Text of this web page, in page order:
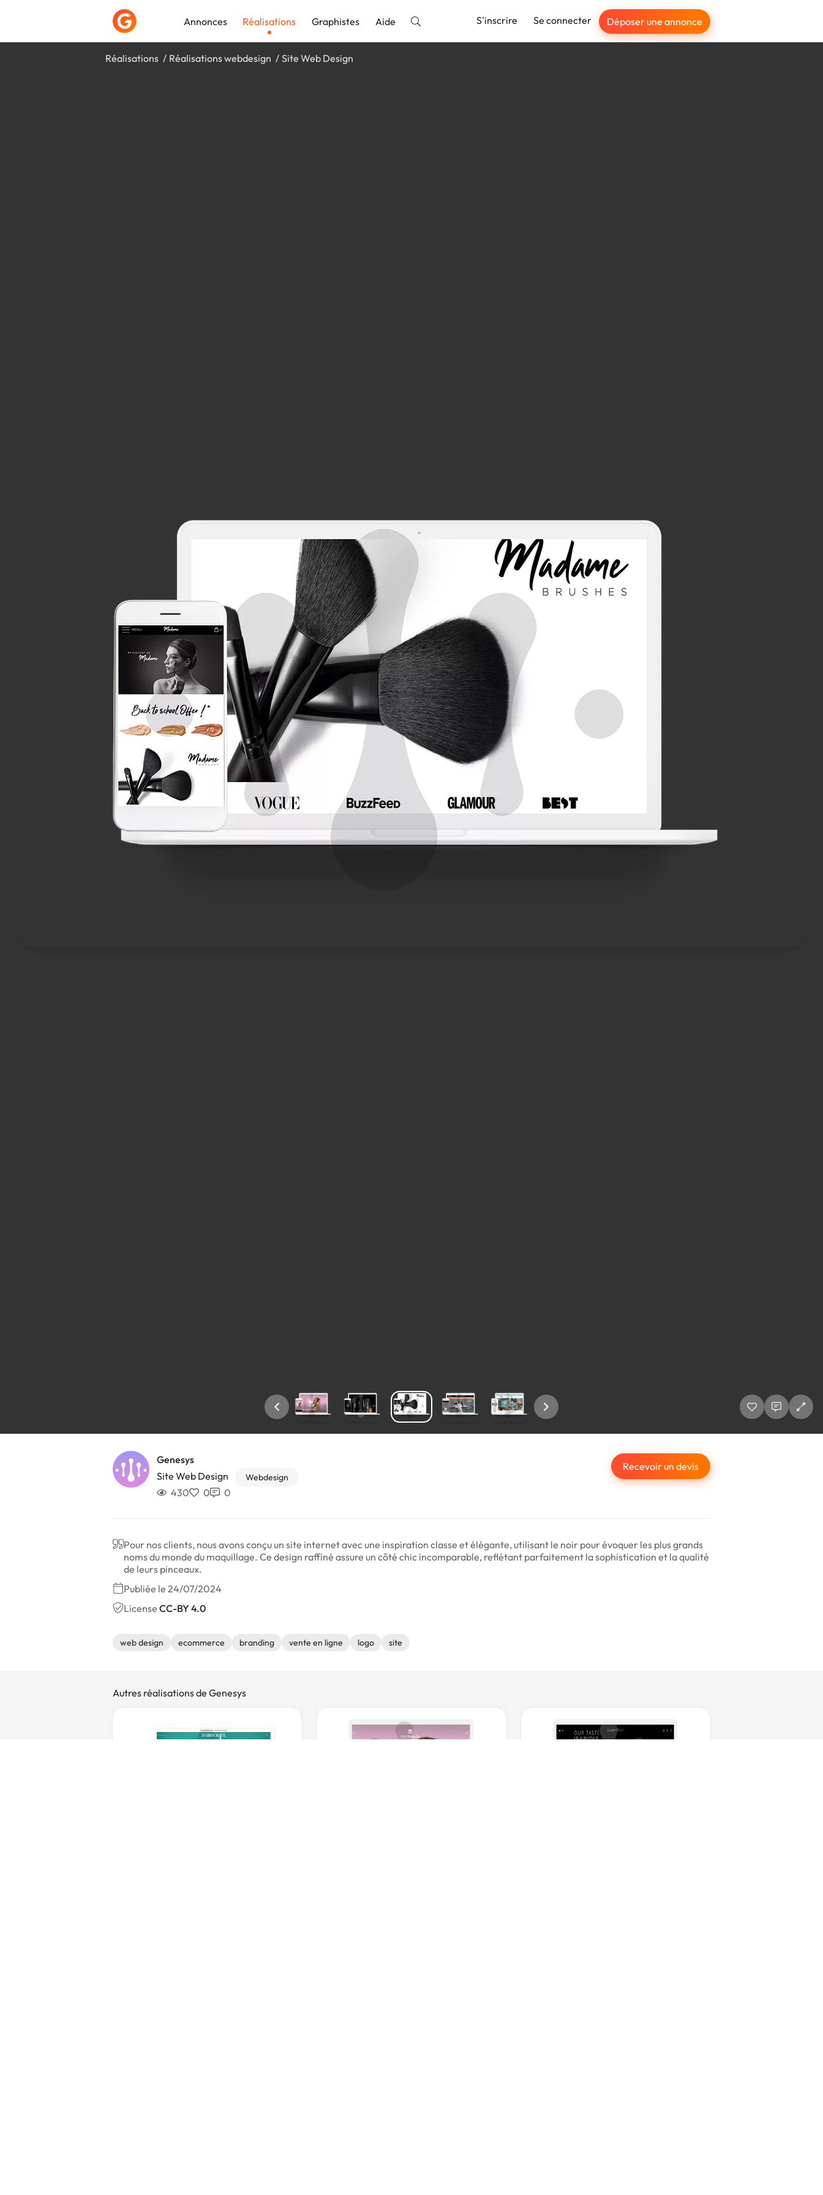
Annonces Réalisations Graphistes Aide S'inscrire Se connecter Déposer une annonce
Réalisations Réalisations webdesign Site Web Design
Genesys
Site Web Design
Webdesign
430 0 0
Recevoir un devis
Pour nos clients, nous avons conçu un site internet avec une inspiration classe et élégante, utilisant le noir pour évoquer les plus grands
noms du monde du maquillage. Ce design raffiné assure un côté chic incomparable, reflétant parfaitement la sophistication et la qualité
de leurs pinceaux.
Publiée le 24/07/2024
License CC-BY 4.0
web design ecommerce branding vente en ligne logo site
Autres réalisations de Genesys